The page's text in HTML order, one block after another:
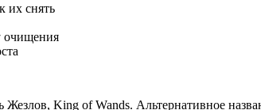
их снять
очищения
King of Wands. Альтернативное